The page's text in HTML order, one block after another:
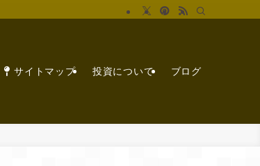
サイトマップ 投資について ブログ